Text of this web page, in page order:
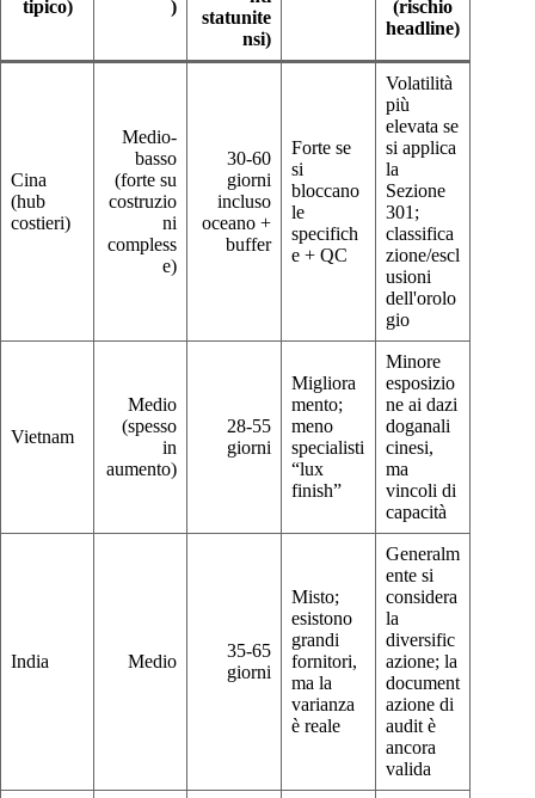
tipico) )
statunite
nsi)
(rischio
headline)
Cina
(hub
costieri)
Medio-
basso
(forte su
costruzio
ni
compless
e)
30-60
giorni
incluso
oceano +
buffer
Forte se
si
bloccano
le
specifich
e + QC
Volatilità
più
elevata se
si applica
la
Sezione
301;
classifica
zione/escl
usioni
dell'orolo
gio
Vietnam
Medio
(spesso
in
aumento)
28-55
giorni
Migliora
mento;
meno
specialisti
“lux
finish”
Minore
esposizio
ne ai dazi
doganali
cinesi,
ma
vincoli di
capacità
India Medio
35-65
giorni
Misto;
esistono
grandi
fornitori,
ma la
varianza
è reale
Generalm
ente si
considera
la
diversific
azione; la
document
azione di
audit è
ancora
valida